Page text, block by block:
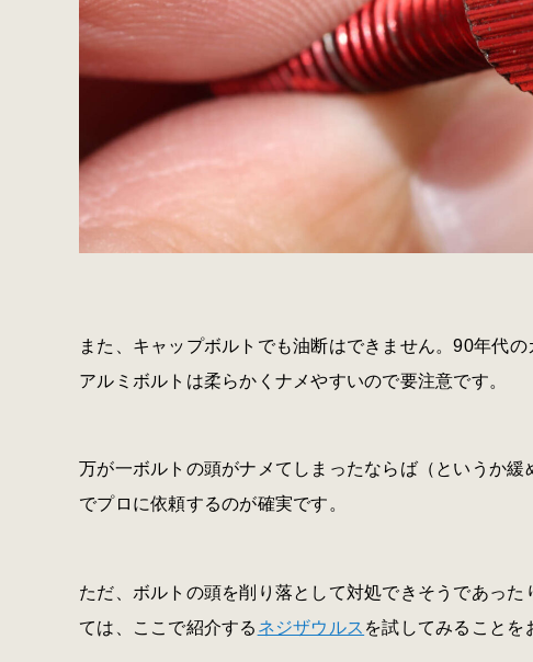
また、キャップボルトでも油断はできません。90年代の
アルミボルトは柔らかくナメやすいので要注意です。
万が一ボルトの頭がナメてしまったならば（というか
でプロに依頼するのが確実です。
ただ、ボルトの頭を削り落として対処できそうであっ
ては、ここで紹介する ネジザウルス を試してみることを